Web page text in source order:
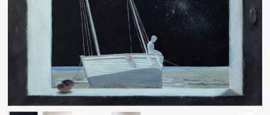
Каталог Художники
О нас Услуги
События Контакты